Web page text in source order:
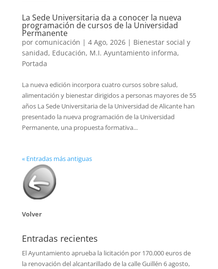
La Sede Universitaria da a conocer la nueva
programación de cursos de la Universidad
Permanente
por comunicación | 4 Ago, 2026| Bienestar social y
sanidad, Educación, M.I. Ayuntamiento informa,
Portada
La nueva edición incorpora cuatro cursos sobre salud,
alimentación y bienestar dirigidos a personas mayores de 55
años La Sede Universitaria de la Universidad de Alicante han
presentado la nueva programación de la Universidad
Permanente, una propuesta formativa...
« Entradas más antiguas
Volver
Entradas recientes
El Ayuntamiento aprueba la licitación por 170.000 euros de
la renovación del alcantarillado de la calle Guillén 6 agosto,